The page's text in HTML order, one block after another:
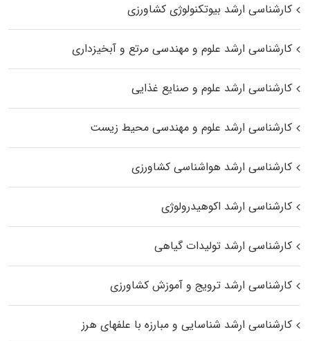
کارشناسی ارشد بیوتکنولوژی کشاورزی
کارشناسی ارشد علوم و مهندسی مرتع و آبخیزداری
کارشناسی ارشد علوم و صنایع غذایی
کارشناسی ارشد علوم و مهندسی محیط زیست
کارشناسی ارشد هواشناسی کشاورزی
کارشناسی ارشد اکوهیدرولوژی
کارشناسی ارشد تولیدات گیاهی
کارشناسی ارشد ترویج و آموزش کشاورزی
کارشناسی ارشد شناسایی و مبارزه با علفهای هرز